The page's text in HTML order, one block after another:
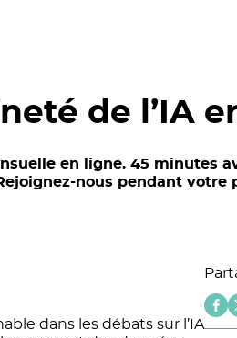
de l’IA
en ligne. 45 minutes
nous pendant votre
dans les débats sur l’IA